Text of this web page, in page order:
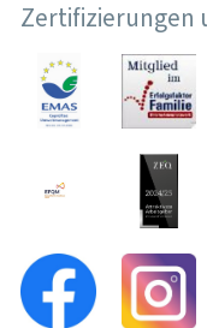
Zertifizierungen